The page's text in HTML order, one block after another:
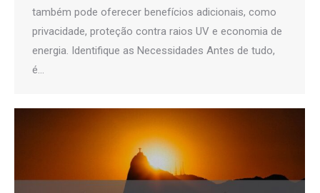
também pode oferecer benefícios adicionais, como
privacidade, proteção contra raios UV e economia de
energia. Identifique as Necessidades Antes de tudo,
é…